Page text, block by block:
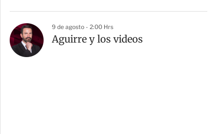
9 de agosto - 2:00 Hrs
Aguirre y los videos